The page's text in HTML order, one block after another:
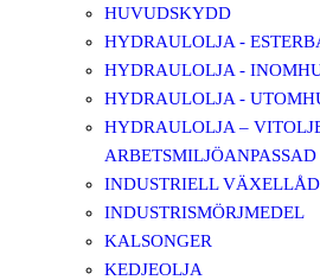
HUVUDSKYDD
HYDRAULOLJA -
HYDRAULOLJA -
HYDRAULOLJA -
HYDRAULOLJA –
ARBETSMILJÖANPASSAD
INDUSTRIELL
INDUSTRISMÖRJMEDEL
KALSONGER
KEDJEOLJA